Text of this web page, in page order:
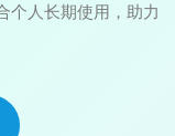
个人长期使用，助力